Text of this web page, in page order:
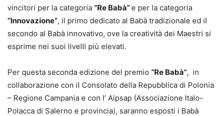
vincitori per la categoria “Re Babà”e per la categoria
“Innovazione”, il primo dedicato al Babà tradizionale ed il
secondo al Babà innovativo, ove la creatività dei Maestri si
esprime nei suoi livelli più elevati.
Per questa seconda edizione del premio “Re Babà”, in
collaborazione con il Consolato della Repubblica di Polonia
– Regione Campania e con l’ Aipsap (Associazione Italo-
Polacca di Salerno e provincia), saranno esposti i Babà